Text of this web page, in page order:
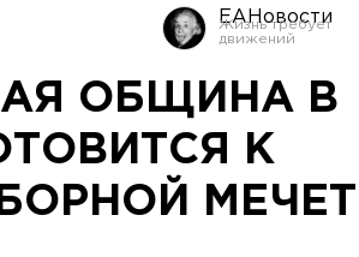
ЕАНовости
ОБЩИНА В
К